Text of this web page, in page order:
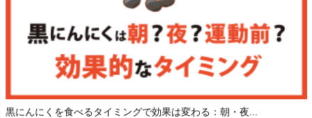
黒にんにくを食べるタイミングで効果は変わる：朝・夜...